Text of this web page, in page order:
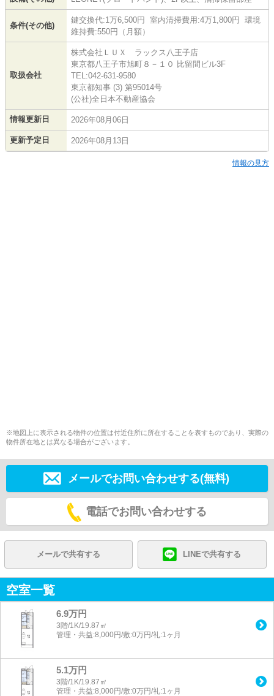
条件(その他)
鍵交換代:1万6,500円 室内清掃費用:4万1,800円 環境
維持費:550円（月額）
取扱会社
株式会社ＬＵＸ ラックス八王子店
東京都八王子市旭町８－１０ 比留間ビル3F
TEL:042-631-9580
東京都知事 (3) 第95014号
(公社)全日本不動産協会
情報更新日 2026年08月06日
更新予定日 2026年08月13日
情報の見方
※地図上に表示される物件の位置は付近住所に所在することを表すものであり、実際の
物件所在地とは異なる場合がございます。
メールでお問い合わせする(無料)
電話でお問い合わせする
メールで共有する LINEで共有する
空室一覧
6.9万円
3階/1K/19.87㎡
管理・共益:8,000円/敷:0万円/礼:1ヶ月
5.1万円
3階/1K/19.87㎡
管理・共益:8,000円/敷:0万円/礼:1ヶ月